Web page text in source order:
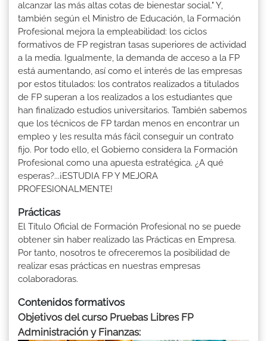
alcanzar las más altas cotas de bienestar social." Y,
también según el Ministro de Educación, la Formación
Profesional mejora la empleabilidad: los ciclos
formativos de FP registran tasas superiores de actividad
a la media. Igualmente, la demanda de acceso a la FP
está aumentando, así como el interés de las empresas
por estos titulados: los contratos realizados a titulados
de FP superan a los realizados a los estudiantes que
han finalizado estudios universitarios. También sabemos
que los técnicos de FP tardan menos en encontrar un
empleo y les resulta más fácil conseguir un contrato
fijo. Por todo ello, el Gobierno considera la Formación
Profesional como una apuesta estratégica. ¿A qué
esperas?...¡ESTUDIA FP Y MEJORA
PROFESIONALMENTE!
Prácticas
El Título Oficial de Formación Profesional no se puede
obtener sin haber realizado las Prácticas en Empresa.
Por tanto, nosotros te ofreceremos la posibilidad de
realizar esas prácticas en nuestras empresas
colaboradoras.
Contenidos formativos
Objetivos del curso Pruebas Libres FP
Administración y Finanzas: